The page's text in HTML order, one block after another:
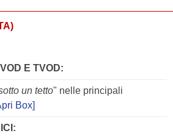
E TVOD:
un tetto" nelle principali
Box]